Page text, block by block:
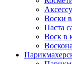
Воски
Паста
Воск в